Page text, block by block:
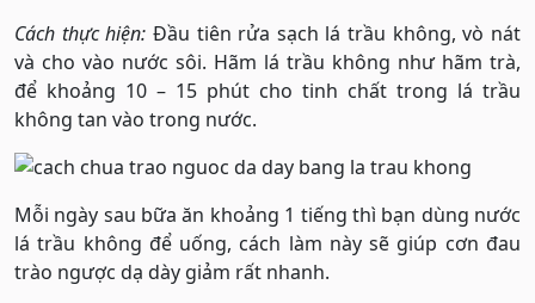
Cách thực hiện: Đầu tiên rửa sạch lá trầu không, vò nát
và cho vào nước sôi. Hãm lá trầu không như hãm trà,
để khoảng 10 – 15 phút cho tinh chất trong lá trầu
không tan vào trong nước.
Mỗi ngày sau bữa ăn khoảng 1 tiếng thì bạn dùng nước
lá trầu không để uống, cách làm này sẽ giúp cơn đau
trào ngược dạ dày giảm rất nhanh.